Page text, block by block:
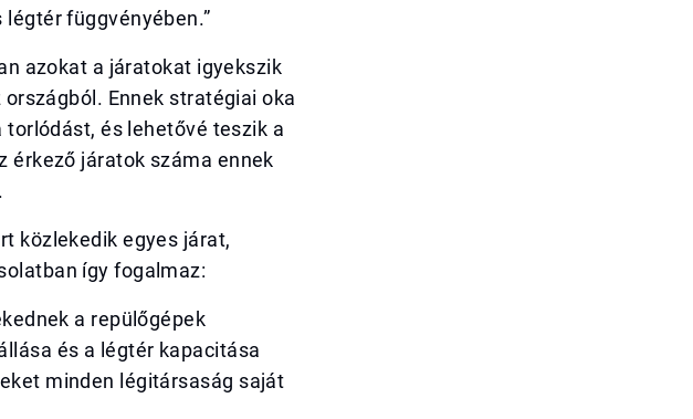
függvényében.”
azokat a járatokat igyekszik
Ennek stratégiai oka
és lehetővé teszik a
érkező járatok száma ennek
közlekedik egyes járat,
így fogalmaz:
a repülőgépek
és a légtér kapacitása
minden légitársaság saját